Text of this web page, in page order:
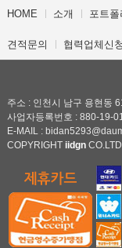
HOME 소개 포트폴
견적문의 협력업체신청
주소 : 인천시 남구 용현동
사업자등록번호 : 880-19-
E-MAIL :
COPYRIGHT iidgn